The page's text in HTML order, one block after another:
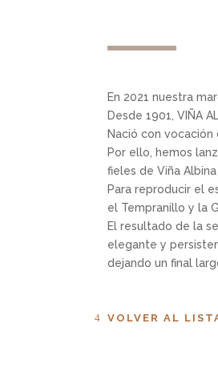
En 2021 nuestra
Desde 1901, VIÑA
Nació con
Por ello, hemos
fieles de Viña
Para reproducir el
el Tempranillo y la
El resultado de la
elegante y
dejando un final
VOLVER AL